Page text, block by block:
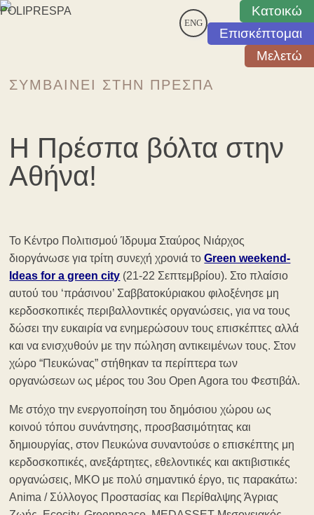
ENG
Κατοικώ
Επισκέπτομαι
Μελετώ
ΣΥΜΒΑΊΝΕΙ ΣΤΗΝ ΠΡΈΣΠΑ
Η Πρέσπα βόλτα στην
Αθήνα!
Το Κέντρο Πολιτισμού Ίδρυμα Σταύρος Νιάρχος
διοργάνωσε για τρίτη συνεχή χρονιά τοGreen weekend-
Ideas for a green city (21-22 Σεπτεμβρίου). Στο πλαίσιο
αυτού του ‘πράσινου’ Σαββατοκύριακου φιλοξένησε μη
κερδοσκοπικές περιβαλλοντικές οργανώσεις, για να τους
δώσει την ευκαιρία να ενημερώσουν τους επισκέπτες αλλά
και να ενισχυθούν με την πώληση αντικειμένων τους. Στον
χώρο “Πευκώνας” στήθηκαν τα περίπτερα των
οργανώσεων ως μέρος του 3ου Open Agora του Φεστιβάλ.
Με στόχο την ενεργοποίηση του δημόσιου χώρου ως
κοινού τόπου συνάντησης, προσβασιμότητας και
δημιουργίας, στον Πευκώνα συναντούσε ο επισκέπτης μη
κερδοσκοπικές, ανεξάρτητες, εθελοντικές και ακτιβιστικές
οργανώσεις, ΜΚΟ με πολύ σημαντικό έργο, τις παρακάτω:
Anima / Σύλλογος Προστασίας και Περίθαλψης Άγριας